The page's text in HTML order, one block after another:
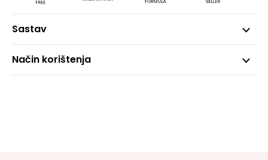
Sastav
Način korištenja